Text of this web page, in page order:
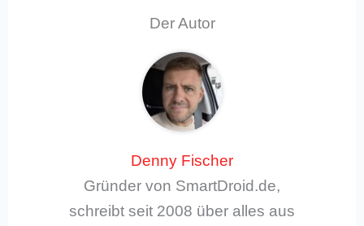
Der Autor
Denny Fischer
Gründer von SmartDroid.de,
schreibt seit 2008 über alles aus